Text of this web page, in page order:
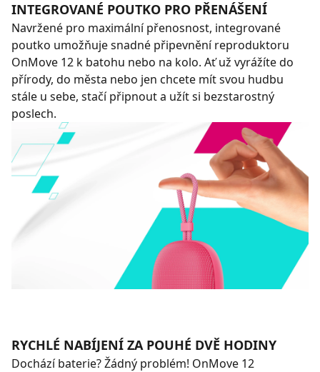
INTEGROVANÉ POUTKO PRO PŘENÁŠENÍ
Navržené pro maximální přenosnost, integrované
poutko umožňuje snadné připevnění reproduktoru
OnMove 12 k batohu nebo na kolo. Ať už vyrážíte do
přírody, do města nebo jen chcete mít svou hudbu
stále u sebe, stačí připnout a užít si bezstarostný
poslech.
RYCHLÉ NABÍJENÍ ZA POUHÉ DVĚ HODINY
Dochází baterie? Žádný problém! OnMove 12